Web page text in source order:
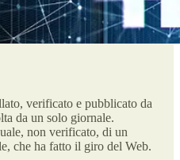
verificato e pubblicato da
da un solo giornale.
non verificato, di un
che ha fatto il giro del Web.